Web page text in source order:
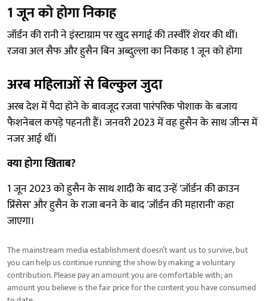
1 जून को होगा निकाह
जॉर्डन की रानी ने इंस्टाग्राम पर खुद सगाई की तस्वीरें शेयर की थीं।
रजवा अल सैफ और हुसैन बिन अब्दुल्ला का निकाह 1 जून को होगा
अरब महिलाओं से बिल्कुल जुदा
अरब देश में पैदा होने के बावजूद रजवा पारंपरिक पोशाक के बजाय
फैशनेबल कपड़े पहनती हैं। जनवरी 2023 में वह हुसैन के साथ जीन्स में
नजर आई थीं।
क्या होगा खिताब?
1 जून 2023 को हुसैन के साथ शादी के बाद उन्हें 'जॉर्डन की क्राउन
प्रिंसेस' और हुसैन के राजा बनने के बाद 'जॉर्डन की महारानी' कहा
जाएगा।
The mainstream media establishment doesn’t want us to survive, but
you can help us continue running the show by making a voluntary
contribution. Please pay an amount you are comfortable with; an
amount you believe is the fair price for the content you have consumed